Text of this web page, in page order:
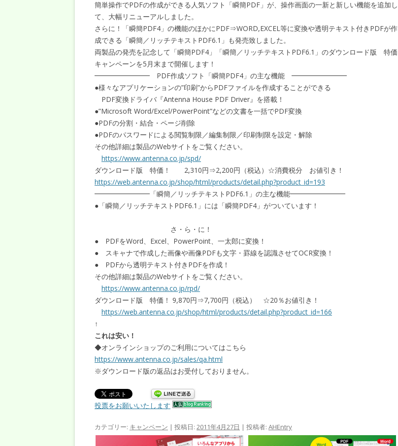
簡単操作でPDFの作成ができる人気ソフト「瞬簡PDF」が、操作画面の一新と新しい機能を追加し
て、大幅リニューアルしました。
さらに！「瞬簡PDF4」の機能のほかにPDF⇒WORD,EXCEL等に変換や透明テキスト付きPDFが作
成できる「瞬簡／リッチテキストPDF6.1」も発売致しました。
両製品の発売を記念して「瞬簡PDF4」「瞬簡／リッチテキストPDF6.1」のダウンロード版 特価
キャンペーンを5月末まで開催します！
━━━━━━━━ PDF作成ソフト「瞬簡PDF4」の主な機能 ━━━━━━━━
●様々なアプリケーションの”印刷”からPDFファイルを作成することができる
PDF変換ドライバ『Antenna House PDF Driver』を搭載！
●”Microsoft Word/Excel/PowerPoint”などの文書を一括でPDF変換
●PDFの分割・結合・ページ削除
●PDFのパスワードによる閲覧制限／編集制限／印刷制限を設定・解除
その他詳細は製品のWebサイトをご覧ください。
https://www.antenna.co.jp/spd/
ダウンロード版 特価！ 2,310円⇒2,200円（税込）☆消費税分 お値引き！
https://web.antenna.co.jp/shop/html/products/detail.php?product_id=193
━━━━━━━━「瞬簡／リッチテキストPDF6.1」の主な機能━━━━━━━━
●「瞬簡／リッチテキストPDF6.1」には「瞬簡PDF4」がついています！
さ・ら・に！
● PDFをWord、Excel、PowerPoint、一太郎に変換！
● スキャナで作成した画像や画像PDFも文字・罫線を認識させてOCR変換！
● PDFから透明テキスト付きPDFを作成！
その他詳細は製品のWebサイトをご覧ください。
https://www.antenna.co.jp/rpd/
ダウンロード版 特価！ 9,870円⇒7,700円（税込） ☆20％お値引き！
https://web.antenna.co.jp/shop/html/products/detail.php?product_id=166
↑
これは安い！
◆オンラインショップのご利用についてはこちら
https://www.antenna.co.jp/sales/qa.html
※ダウンロード版の返品はお受付しておりません。
投票をお願いいたします
カテゴリー: キャンペーン | 投稿日: 2011年4月27日 | 投稿者: AHEntry